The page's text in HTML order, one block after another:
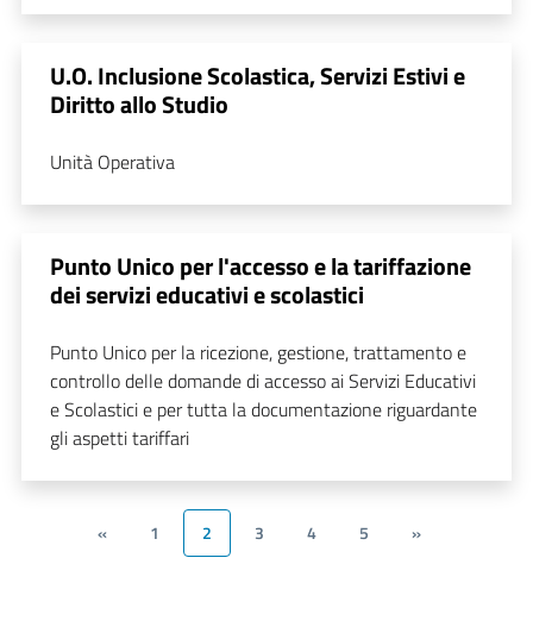
U.O. Inclusione Scolastica, Servizi Estivi e
Diritto allo Studio
Unità Operativa
Punto Unico per l'accesso e la tariffazione
dei servizi educativi e scolastici
Punto Unico per la ricezione, gestione, trattamento e
controllo delle domande di accesso ai Servizi Educativi
e Scolastici e per tutta la documentazione riguardante
gli aspetti tariffari
« 1 2 3 4 5 »